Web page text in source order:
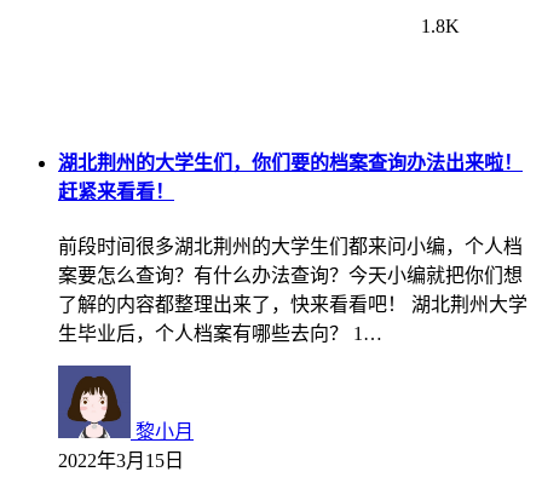
1.8K
湖北荆州的大学生们，你们要的档案查询办法出来啦！
赶紧来看看！
前段时间很多湖北荆州的大学生们都来问小编，个人档
案要怎么查询？有什么办法查询？今天小编就把你们想
了解的内容都整理出来了，快来看看吧！ 湖北荆州大学
生毕业后，个人档案有哪些去向？ 1…
黎小月
2022年3月15日